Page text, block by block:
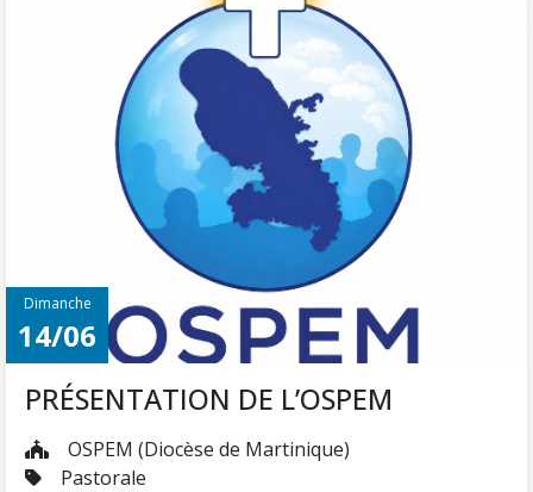
Dimanche
14/06
PRÉSENTATION DE L’OSPEM
OSPEM (Diocèse de Martinique)
Pastorale